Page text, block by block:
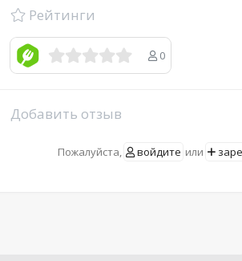
Рейтинги
0
Добавить отзыв
Пожалуйста, войдите или